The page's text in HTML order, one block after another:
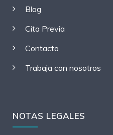
Blog
Cita Previa
Contacto
Trabaja con nosotros
NOTAS LEGALES